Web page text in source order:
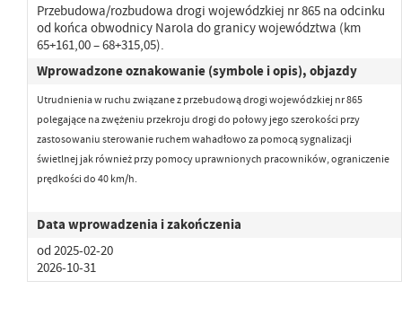
Przebudowa/rozbudowa drogi wojewódzkiej nr 865 na odcinku
od końca obwodnicy Narola do granicy województwa (km
65+161,00 – 68+315,05).
Wprowadzone oznakowanie (symbole i opis), objazdy
Utrudnienia w ruchu związane z przebudową drogi wojewódzkiej nr 865
polegające na zwężeniu przekroju drogido połowy jego szerokości przy
zastosowaniu sterowanie ruchem wahadłowo za pomocą sygnalizacji
świetlnej jak również przy pomocy uprawnionych pracowników,ograniczenie
prędkości do 40 km/h.
Data wprowadzenia i zakończenia
od 2025-02-20
2026-10-31